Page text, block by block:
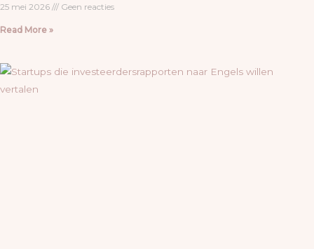
25 mei 2026 Geen reacties
Read More »